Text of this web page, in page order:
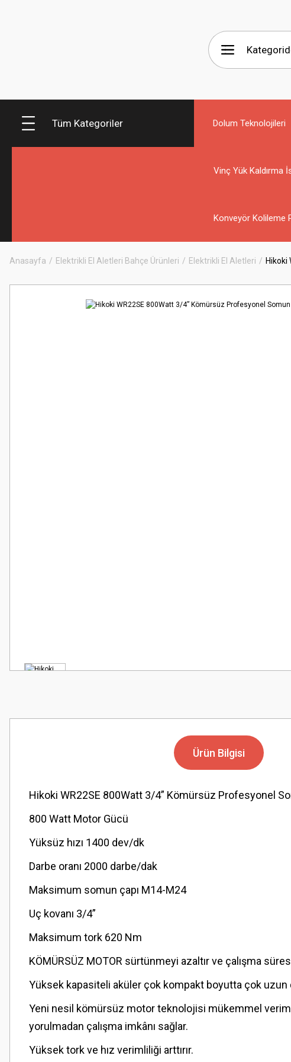
Tüm Kategoriler Dolum Teknolojileri
Vinç Yük Kaldırma
Konveyör Kolileme
Anasayfa Elektrikli El Aletleri Bahçe Ürünleri Elektrikli El Aletleri Hikoki
Ürün Bilgisi
Hikoki WR22SE 800Watt 3/4” Kömürsüz Profesyonel
800 Watt Motor Gücü
Yüksüz hızı 1400 dev/dk
Darbe oranı 2000 darbe/dak
Maksimum somun çapı M14-M24
Uç kovanı 3/4”
Maksimum tork 620 Nm
KÖMÜRSÜZ MOTOR sürtünmeyi azaltır ve çalışma
Yüksek kapasiteli aküler çok kompakt boyutta çok uzun
Yeni nesil kömürsüz motor teknolojisi mükemmel
yorulmadan çalışma imkânı sağlar.
Yüksek tork ve hız verimliliği arttırır.